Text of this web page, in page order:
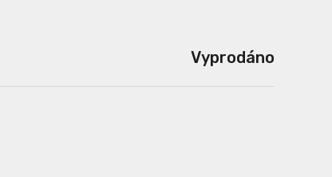
Vyprodáno